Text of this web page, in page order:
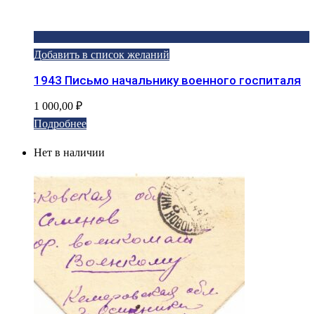
Добавить в список желаний
1943 Письмо начальнику военного госпиталя
1 000,00 ₽
Подробнее
Нет в наличии